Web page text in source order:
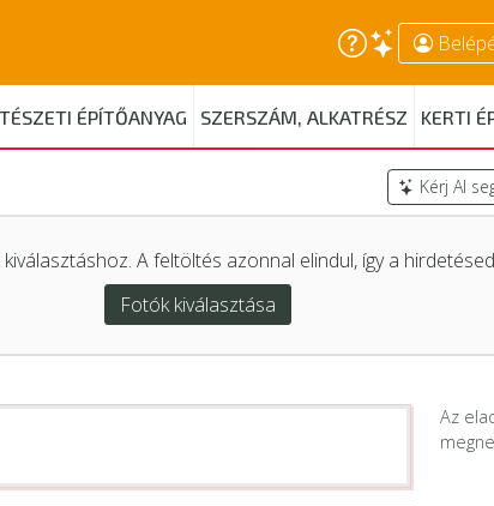
ÉPÍTŐANYAG SZERSZÁM, ALKATRÉSZ KERTI
Kérj AI
A feltöltés azonnal elindul, így a
Fotók kiválasztása
Az